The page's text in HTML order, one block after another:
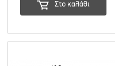
Στο καλάθι